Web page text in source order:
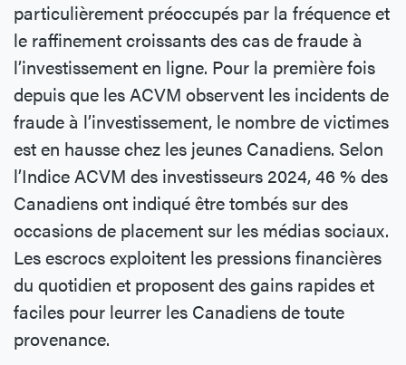
particulièrement préoccupés par la fréquence et
le raffinement croissants des cas de fraude à
l’investissement en ligne. Pour la première fois
depuis que les ACVM observent les incidents de
fraude à l’investissement, le nombre de victimes
est en hausse chez les jeunes Canadiens. Selon
l’Indice ACVM des investisseurs 2024, 46 % des
Canadiens ont indiqué être tombés sur des
occasions de placement sur les médias sociaux.
Les escrocs exploitent les pressions financières
du quotidien et proposent des gains rapides et
faciles pour leurrer les Canadiens de toute
provenance.